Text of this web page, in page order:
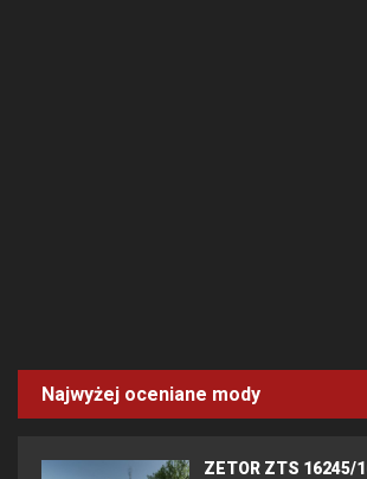
Najwyżej oceniane mody
ZETOR ZTS 16245/